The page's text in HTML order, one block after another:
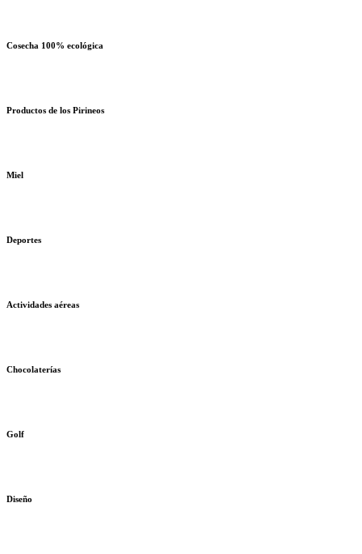
Cosecha 100% ecológica
Productos de los Pirineos
Miel
Deportes
Actividades aéreas
Chocolaterías
Golf
Diseño